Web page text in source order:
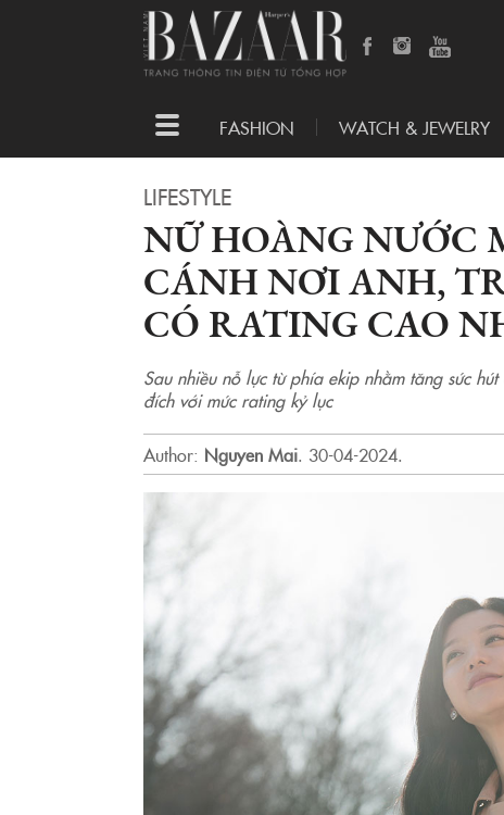
Toggle
navigation
FASHION WATCH & JEWELRY
LIFESTYLE
NỮ HOÀNG NƯỚC
CÁNH NƠI ANH,
CÓ RATING CAO
Sau nhiều nỗ lực từ phía ekip nhằm tăng sức
đích với mức rating kỷ lục
Author: Nguyen Mai. 30-04-2024.